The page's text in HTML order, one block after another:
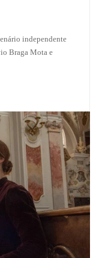
independente
Braga Mota e